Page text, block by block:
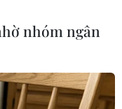
nhóm ngân